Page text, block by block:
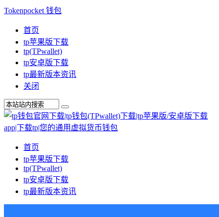
Tokenpocket 钱包
首页
tp苹果版下载
tp(TPwallet)
tp安卓版下载
tp最新版本资讯
关闭
首页
tp苹果版下载
tp(TPwallet)
tp安卓版下载
tp最新版本资讯